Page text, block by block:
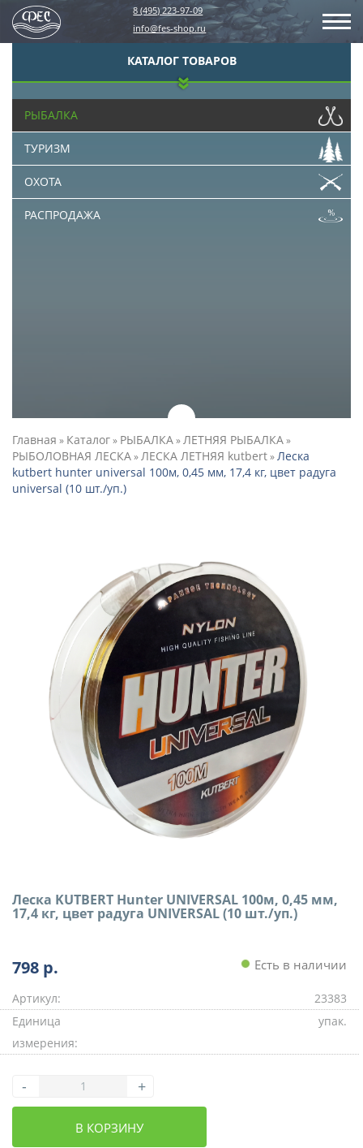
8 (495) 223-97-09
info@fes-shop.ru
КАТАЛОГ ТОВАРОВ
РЫБАЛКА
ТУРИЗМ
ОХОТА
РАСПРОДАЖА
Главная » Каталог» РЫБАЛКА»ЛЕТНЯЯ РЫБАЛКА»
РЫБОЛОВНАЯ ЛЕСКА»ЛЕСКА ЛЕТНЯЯ kutbert»Леска
kutbert hunter universal 100м, 0,45 мм, 17,4 кг, цвет радуга
universal (10 шт./уп.)
Леска KUTBERT Hunter UNIVERSAL 100м, 0,45 мм,
17,4 кг, цвет радуга UNIVERSAL (10 шт./уп.)
798 р. Есть в наличии
Артикул:
23383
Единица
измерения:
упак.
- +
В КОРЗИНУ